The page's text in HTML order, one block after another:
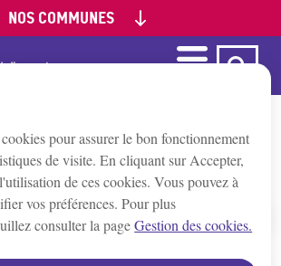
pour assurer le bon fonctionnement
de visite. En cliquant sur Accepter,
de ces cookies. Vous pouvez à
vos préférences. Pour plus
consulter la pageGestion des cookies.
Aller à la
Aller au
contenu
plan du site
NOS COMMUNES
Carreau
Menu
la Ville dans l’Auxerrois